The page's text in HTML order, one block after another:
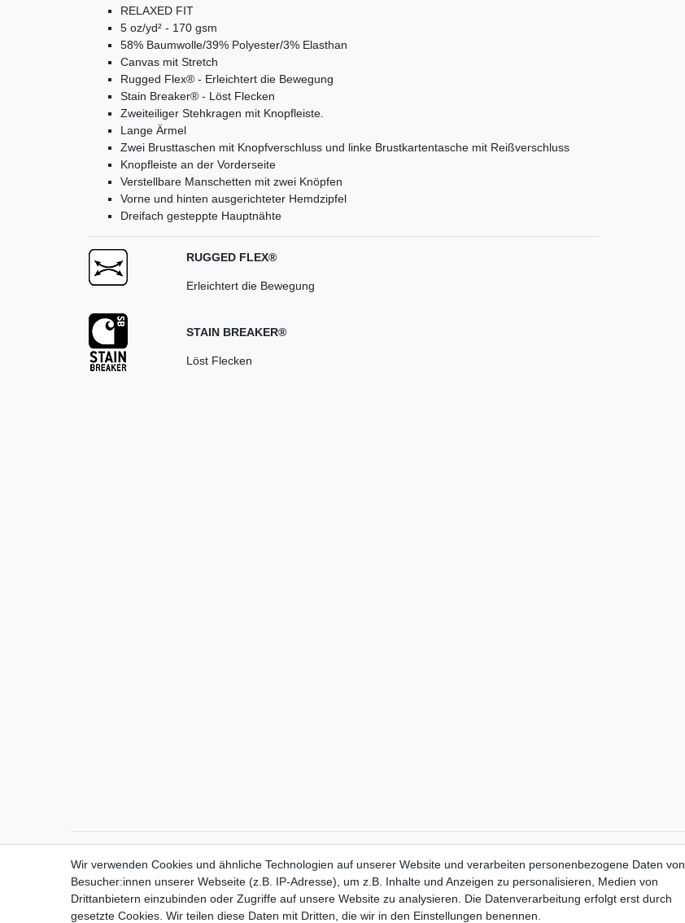
RELAXED FIT
5 oz/yd² - 170 gsm
58% Baumwolle/39% Polyester/3% Elasthan
Canvas mit Stretch
Rugged Flex® - Erleichtert die Bewegung
Stain Breaker® - Löst Flecken
Zweiteiliger Stehkragen mit Knopfleiste.
Lange Ärmel
Zwei Brusttaschen mit Knopfverschluss und linke Brustkartentasche mit Reißverschluss
Knopfleiste an der Vorderseite
Verstellbare Manschetten mit zwei Knöpfen
Vorne und hinten ausgerichteter Hemdzipfel
Dreifach gesteppte Hauptnähte
RUGGED FLEX®
Erleichtert die Bewegung
STAIN BREAKER®
Löst Flecken
Wir verwenden Cookies und ähnliche Technologien auf unserer Website und verarbeiten personenbezogene Daten von
Besucher:innen unserer Webseite (z.B. IP-Adresse), um z.B. Inhalte und Anzeigen zu personalisieren, Medien von
Drittanbietern einzubinden oder Zugriffe auf unsere Website zu analysieren. Die Datenverarbeitung erfolgt erst durch
gesetzte Cookies. Wir teilen diese Daten mit Dritten, die wir in den Einstellungen benennen.